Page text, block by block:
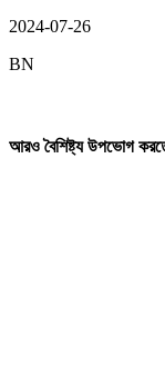
2024-07-26
BN
আরও বৈশিষ্ট্য উপভোগ